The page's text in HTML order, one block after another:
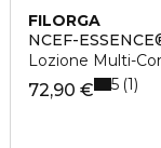
FILORGA
NCEF-
Lozione Multi-
72,90 € 5 1